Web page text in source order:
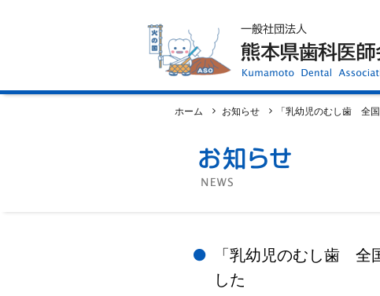
ホーム お知らせ 「乳幼児のむし歯 全
「乳幼児のむし歯 全
した
歯科医院検索
休日当番医
イベント案内
歯の豆知識
口腔保健センター
国保組合からのお知らせ
熊本歯科衛生士専門学院
プライバシーポリシー
サイトマップ